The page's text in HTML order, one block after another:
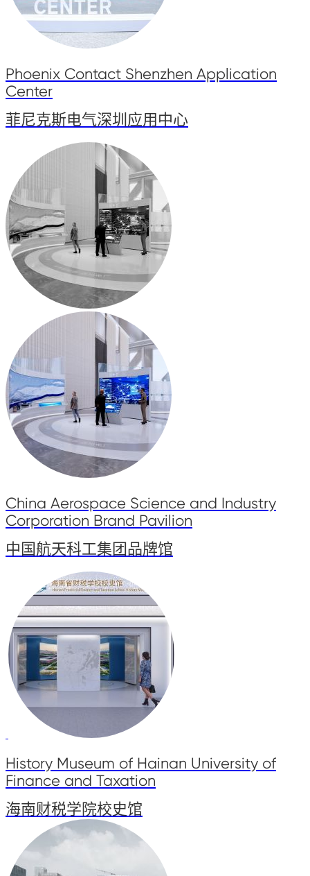
Phoenix Contact Shenzhen Application
Center
菲尼克斯电气深圳应用中心
China Aerospace Science and Industry
Corporation Brand Pavilion
中国航天科工集团品牌馆
History Museum of Hainan University of
Finance and Taxation
海南财税学院校史馆